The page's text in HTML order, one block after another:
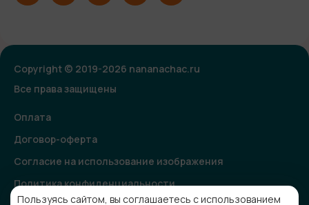
Copyright © 2019-2026 nananachac.ru
Все права защищены
Оплата
Договор-оферта
Согласие на использование изображения
Политика конфиденциальности
Пользуясь сайтом, вы соглашаетесь с использованием